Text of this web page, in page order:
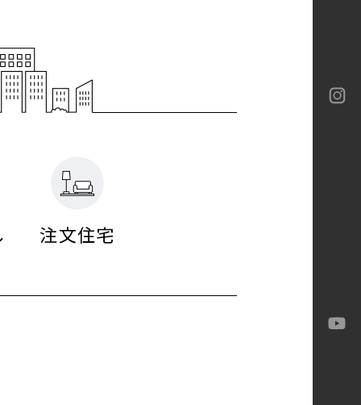
イネクスト構法
テック
テック
テック
注文住宅